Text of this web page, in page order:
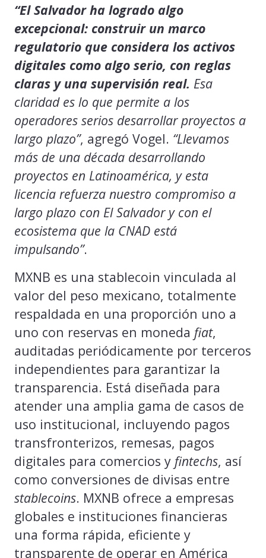
“El Salvador ha logrado algo
excepcional: construir un marco
regulatorio que considera los activos
digitales como algo serio, con reglas
claras y una supervisión real. Esa
claridad es lo que permite a los
operadores serios desarrollar proyectos a
largo plazo”, agregó Vogel. “Llevamos
más de una década desarrollando
proyectos en Latinoamérica, y esta
licencia refuerza nuestro compromiso a
largo plazo con El Salvador y con el
ecosistema que la CNAD está
impulsando”.
MXNB es una stablecoin vinculada al
valor del peso mexicano, totalmente
respaldada en una proporción uno a
uno con reservas en moneda fiat,
auditadas periódicamente por terceros
independientes para garantizar la
transparencia. Está diseñada para
atender una amplia gama de casos de
uso institucional, incluyendo pagos
transfronterizos, remesas, pagos
digitales para comercios y fintechs, así
como conversiones de divisas entre
stablecoins. MXNB ofrece a empresas
globales e instituciones financieras
una forma rápida, eficiente y
transparente de operar en América